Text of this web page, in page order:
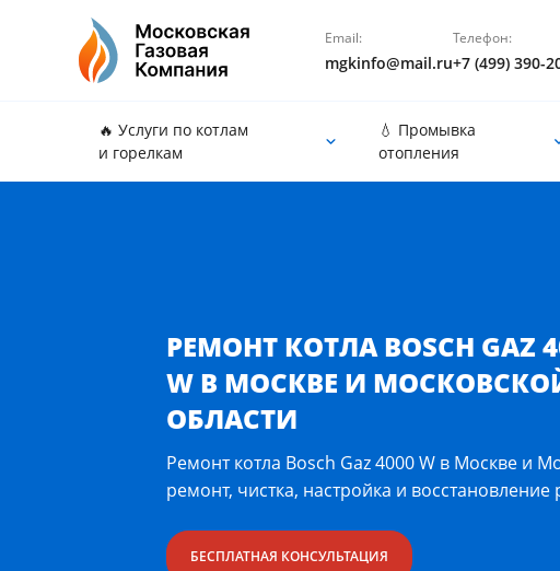
Email:
mgkinfo@mail.ru
Телефон:
+7 (499) 390-
🔥 Услуги по котлам
и горелкам
💧 Промывка
отопления
РЕМОНТ КОТЛА BOSCH GAZ
W В МОСКВЕ И
ОБЛАСТИ
Ремонт котла Bosch Gaz 4000 W в Москве и
ремонт, чистка, настройка и восстановление
БЕСПЛАТНАЯ КОНСУЛЬТАЦИЯ